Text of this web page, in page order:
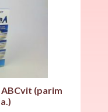
(parim